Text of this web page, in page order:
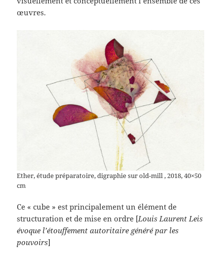
œuvres.
Ether, étude préparatoire, digraphie sur old-mill , 2018, 40×50
cm
Ce « cube » est principalement un élément de
structuration et de mise en ordre [Louis Laurent Leis
évoque l’étouffement autoritaire généré par les
pouvoirs]